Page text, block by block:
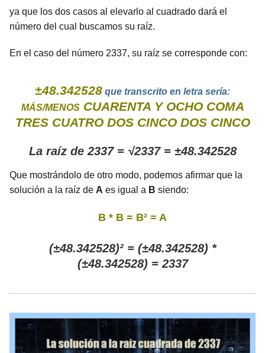
ya que los dos casos al elevarlo al cuadrado dará el
número del cual buscamos su raíz.
En el caso del número 2337, su raíz se corresponde con:
±48.342528 que transcrito en letra sería:
MÁS/MENOS CUARENTA Y OCHO COMA
TRES CUATRO DOS CINCO DOS CINCO
La raíz de 2337 = √2337 = ±48.342528
Que mostrándolo de otro modo, podemos afirmar que la
solución a la raíz de A es igual a B siendo:
B * B = B² = A
(±48.342528)² = (±48.342528) *
(±48.342528) = 2337